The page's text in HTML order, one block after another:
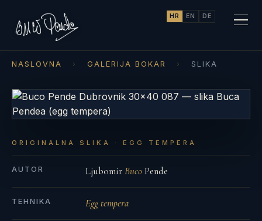
HR EN DE
NASLOVNA › GALERIJA BOKAR › SLIKA
ORIGINALNA SLIKA · EGG TEMPERA
AUTOR LjubomirBucoPende
TEHNIKA Egg tempera